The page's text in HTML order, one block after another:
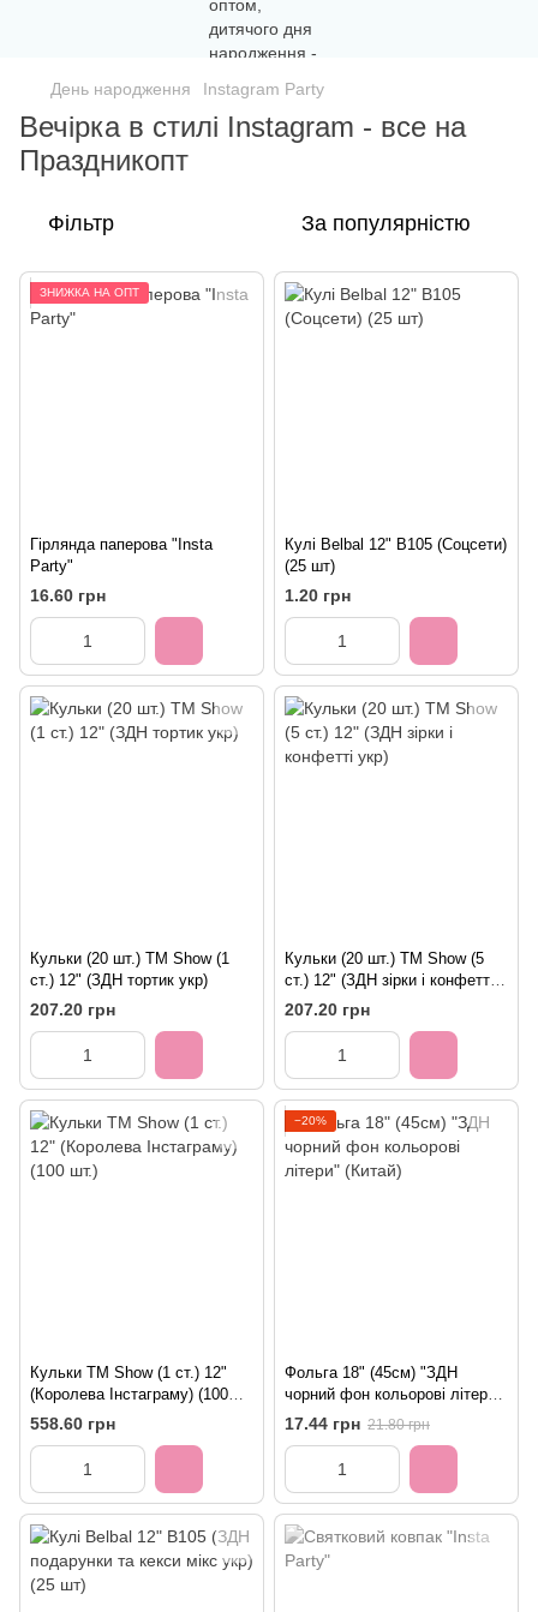
День народження Instagram Party
Вечірка в стилі Instagram - все на
Праздникопт
Фільтр За популярністю
ЗНИЖКА НА ОПТ
Гірлянда паперова "Insta
Party"
16.60 грн
Кулі Belbal 12" B105 (Соцсети)
(25 шт)
1.20 грн
Кульки (20 шт.) ТМ Show (1
ст.) 12" (ЗДН тортик укр)
207.20 грн
Кульки (20 шт.) ТМ Show (5
ст.) 12" (ЗДН зірки і конфетті
укр)
207.20 грн
Кульки ТМ Show (1 ст.) 12"
(Королева Інстаграму) (100
шт.)
558.60 грн
−20%
Фольга 18" (45см) "ЗДН
чорний фон кольорові літери"
(Китай)
17.44 грн 21.80 грн